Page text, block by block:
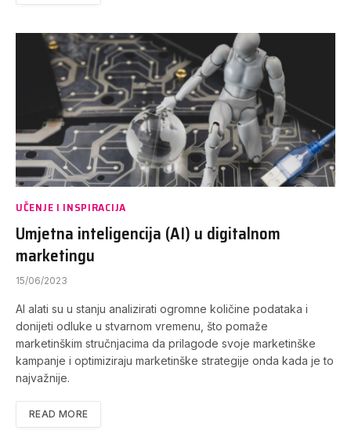
UČENJE I INSPIRACIJA
Umjetna inteligencija (AI) u digitalnom
marketingu
15/06/2023
AI alati su u stanju analizirati ogromne količine podataka i
donijeti odluke u stvarnom vremenu, što pomaže
marketinškim stručnjacima da prilagode svoje marketinške
kampanje i optimiziraju marketinške strategije onda kada je to
najvažnije.
READ MORE